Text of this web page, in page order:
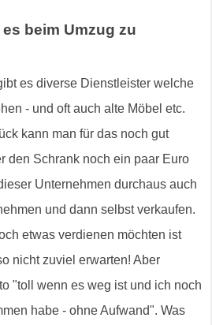
beim Umzug zu
es diverse Dienstleister welche
- und oft auch alte Möbel etc.
kann man für das noch gut
den Schrank noch ein paar Euro
Unternehmen durchaus auch
und dann selbst verkaufen.
etwas verdienen möchten ist
nicht zuviel erwarten! Aber
"toll wenn es weg ist und ich noch
habe - ohne Aufwand". Was